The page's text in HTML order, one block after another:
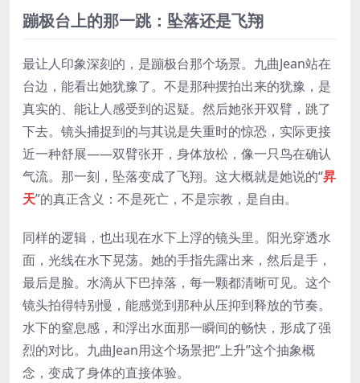
蹦极台上的那一跳：坠落还是飞翔
最让人印象深刻的，是蹦极台那个场景。九曲Jean站在
台边，能看出她犹豫了。不是那种摆拍出来的犹豫，是
真实的、能让人感受到的迟疑。然后她张开双臂，跳了
下去。镜头捕捉到的与其说是失重时的惊恐，实际更接
近一种舒展——双臂张开，身体放松，像一只鸟在确认
气流。那一刻，坠落变成了飞翔。这大概就是她说的“昇
天”的真正含义：不是死亡，不是宗教，是自由。
同样的逻辑，也出现在水下上浮的镜头里。阳光穿透水
面，光线在水下晃荡。她的手指先露出来，然后是手，
最后是脸。水滴从下巴掉落，每一颗都清晰可见。这个
镜头拍得特别慢，能感觉到那种从压抑到释放的节奏。
水下的窒息感，和浮出水面那一瞬间的畅快，形成了强
烈的对比。九曲Jean用这个场景把“上升”这个抽象概
念，变成了身体的直接体验。